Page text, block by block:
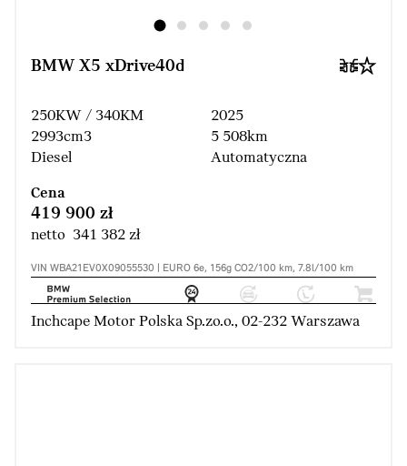
BMW X5 xDrive40d
250KW / 340KM
2993cm3
Diesel
2025
5 508km
Automatyczna
Cena
419 900 zł
netto 341 382 zł
VIN WBA21EV0X09055530 | EURO 6e, 156g CO2/100 km, 7.8l/100 km
Inchcape Motor Polska Sp.zo.o., 02-232 Warszawa